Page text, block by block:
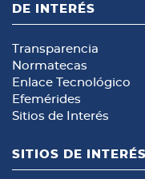
DE INTERÉS
Transparencia
Normatecas
Enlace Tecnológico
Efemérides
Sitios de Interés
SITIOS DE INTERÉS